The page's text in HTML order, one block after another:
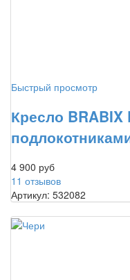
Быстрый просмотр
Кресло BRABIX
4 900 руб
11 отзывов
Артикул: 532082